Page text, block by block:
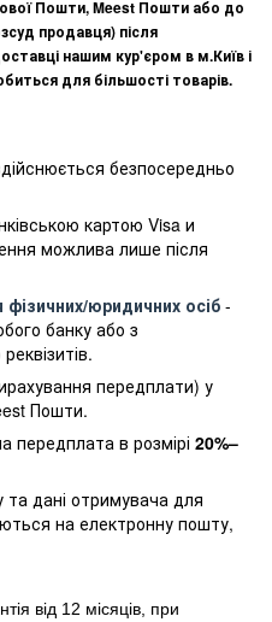
Пошти, Meest Пошти або до
продавця) після
нашим кур'єром в м.Київ і
для більшості товарів.
безпосередньо
картою Visa и
можлива лише після
юридичних осіб -
банку або з
передплати) у
Пошти.
передплата в розмірі 20%–
та дані отримувача для
на електронну пошту,
від 12 місяців, при